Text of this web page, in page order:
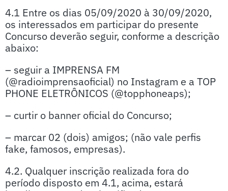
4.1 Entre os dias 05/09/2020 à 30/09/2020,
os interessados em participar do presente
Concurso deverão seguir, conforme a descrição
abaixo:
– seguir a IMPRENSA FM
(@radioimprensaoficial) no Instagram e a TOP
PHONE ELETRÔNICOS (@topphoneaps);
– curtir o banner oficial do Concurso;
– marcar 02 (dois) amigos; (não vale perfis
fake, famosos, empresas).
4.2. Qualquer inscrição realizada fora do
período disposto em 4.1, acima, estará